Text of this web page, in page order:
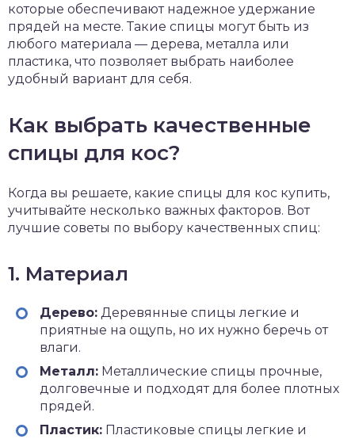
которые обеспечивают надежное удержание
прядей на месте. Такие спицы могут быть из
любого материала — дерева, металла или
пластика, что позволяет выбрать наиболее
удобный вариант для себя.
Как выбрать качественные
спицы для кос?
Когда вы решаете, какие спицы для кос купить,
учитывайте несколько важных факторов. Вот
лучшие советы по выбору качественных спиц:
1. Материал
Дерево: Деревянные спицы легкие и
приятные на ощупь, но их нужно беречь от
влаги.
Металл: Металлические спицы прочные,
долговечные и подходят для более плотных
прядей.
Пластик: Пластиковые спицы легкие и